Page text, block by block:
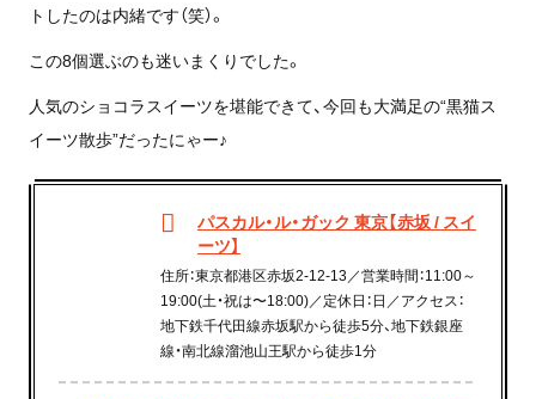
トしたのは内緒です（笑）。
この8個選ぶのも迷いまくりでした。
人気のショコラスイーツを堪能できて、今回も大満足の“黒猫ス
イーツ散歩”だったにゃー♪
パスカル・ル・ガック 東京【赤坂 / スイ
ーツ】
住所：東京都港区赤坂2-12-13／営業時間：11:00～
19:00(土・祝は〜18:00)／定休日：日／アクセス：
地下鉄千代田線赤坂駅から徒歩5分、地下鉄銀座
線・南北線溜池山王駅から徒歩1分